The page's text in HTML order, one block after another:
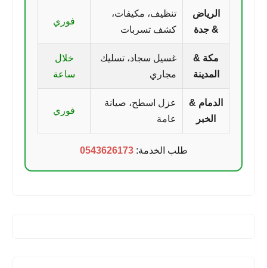
الرياض
& جدة
تنظيف، مكيفات،
كشف تسربات
فوري
مكة &
المدينة
غسيل سجاد، تسليك
مجاري
خلال
ساعة
الدمام &
الخبر
عزل اسطح، صيانة
عامة
فوري
طلب الخدمة:0543626173